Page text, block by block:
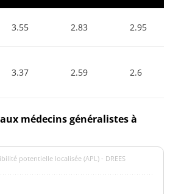
3.55 2.83 2.95
3.37 2.59 2.6
médecins généralistes à
potentielle localisée (APL) - DREES